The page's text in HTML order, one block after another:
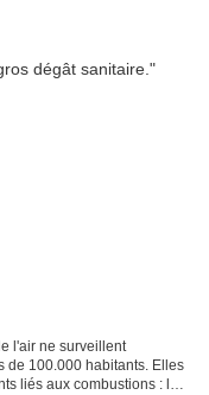
l'air ne surveillent
de 100.000 habitants. Elles
liés aux combustions : le